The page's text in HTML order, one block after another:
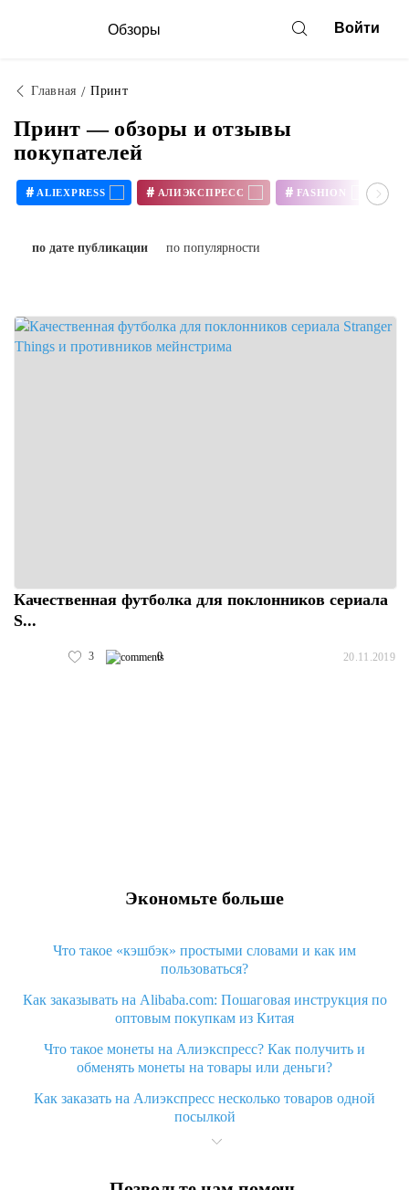
Обзоры Войти
Главная Принт
Принт — обзоры и отзывы
покупателей
# ALIEXPRESS # АЛИЭКСПРЕСС # FASHION #
по дате публикации по популярности
Качественная футболка для поклонников сериала
S...
3 0 20.11.2019
Экономьте больше
Что такое «кэшбэк» простыми словами и как им
пользоваться?
Как заказывать на Alibaba.com: Пошаговая инструкция по
оптовым покупкам из Китая
Что такое монеты на Алиэкспресс? Как получить и
обменять монеты на товары или деньги?
Как заказать на Алиэкспресс несколько товаров одной
посылкой
Что значит статус «Заказ закрыт» на Алиэкспресс и что